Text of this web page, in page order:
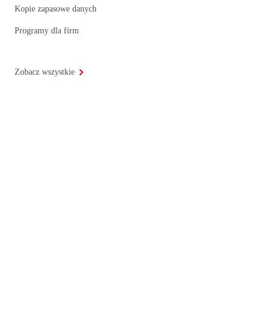
Kopie zapasowe danych
Programy dla firm
Zobacz wszystkie